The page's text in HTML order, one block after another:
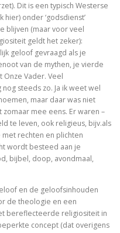
Santiago
ignorance)
2000 jaar Christus in
toen en nu
Dit is een typisch Westerse
onder ‘godsdienst’
blijven (maar voor veel
geldt het zeker):
geloof gevraagd als je
van de mythen, je vierde
Vader. Veel
steeds zo. Ja ik weet wel
maar daar was niet
mee eens. Er waren –
te leven, ook religieus, bijv.als
rechten en plichten
wordt besteed aan je
bijbel, doop, avondmaal,
en de geloofsinhouden
de theologie en een
bereflecteerde religiositeit in
concept (dat overigens